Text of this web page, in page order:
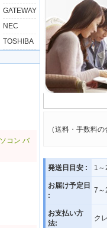
GATEWAY
NEC
TOSHIBA
コン バ
（送料・手数料
発送日目安 : 1～
お届け予定日
:
7～
お支払い方
法:
ク